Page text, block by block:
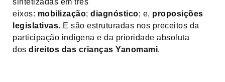
sintetizadas em três
eixos: mobilização; diagnóstico; e, proposições
legislativas. E são estruturadas nos preceitos da
participação indígena e da prioridade absoluta
dos direitos das crianças Yanomami.